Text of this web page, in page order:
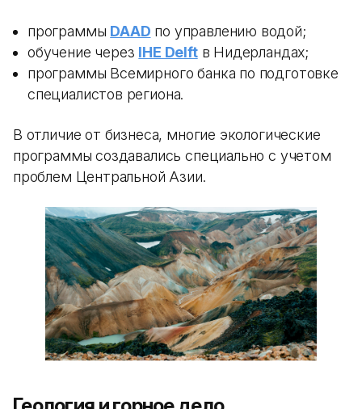
программы DAAD по управлению водой;
обучение через IHE Delftв Нидерландах;
программы Всемирного банка по подготовке
специалистов региона.
В отличие от бизнеса, многие экологические
программы создавались специально с учетом
проблем Центральной Азии.